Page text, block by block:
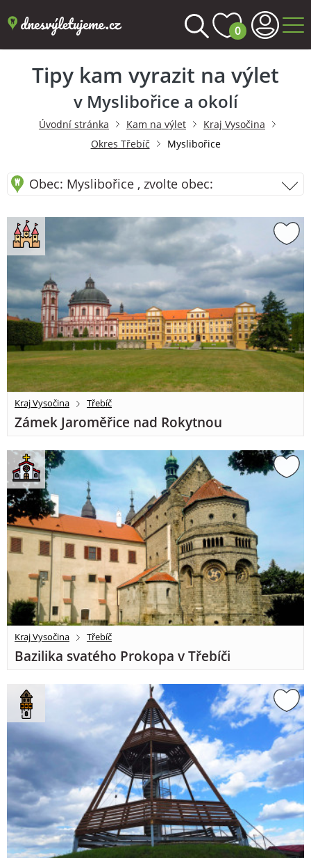
0
Tipy kam vyrazit na výlet
v Myslibořice a okolí
Úvodní stránka Kam na výlet
Kraj Vysočina
Okres Třebíč
Myslibořice
Obec: Myslibořice , zvolte obec:
Kraj Vysočina Třebíč
Zámek Jaroměřice nad Rokytnou
Kraj Vysočina Třebíč
Bazilika svatého Prokopa v Třebíči